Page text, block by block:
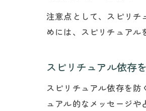
注意点として、スピリチ
めには、スピリチュア
スピリチュアル依存
スピリチュアル依存を
ュアル的なメッセージ